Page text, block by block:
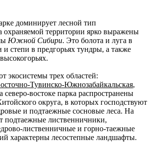
доминирует лесной тип
охраняемой территории ярко выражены
Южной Сибири. Это болота и луга в
и степи в предгорьях тундры, а также
экосистемы трех областей:
Тувинско-Южнозабайкальская,
северо-востоке парка распространены
округа, в которых господствуют
и подтаежные сосновые леса. На
подтаежные лиственничники,
лиственничные и горно-таежные
характерны лесостепные ландшафты.